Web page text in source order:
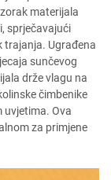
materijala
sprječavajući
trajanja. Ugrađena
sunčevog
drže vlagu na
čimbenike
Ova
za primjene